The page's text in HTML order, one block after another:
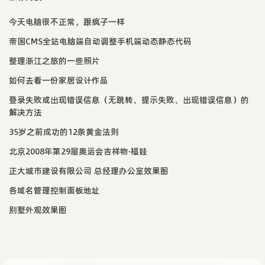
今天电脑很不正常，跟疯子一样
帝国CMS全站电脑端自动调整手机端动态静态代码
整理浙江之旅的一些照片
如何去看一份家居设计作品
登录失败或出现错误信息（无跳转、提示失败、出现错误信息）的
解决方法
35岁之前成功的12条黄金法则
北京2008年第29届奥运会吉祥物·福娃
正大城市建设有限公司 总经理办公室效果图
各域名管理控制面板地址
别墅外观效果图